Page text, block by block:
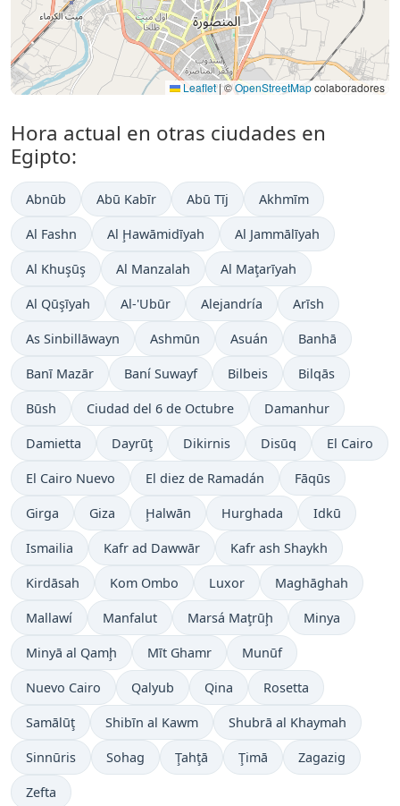
Leaflet |©OpenStreetMapcolaboradores
Hora actual en otras ciudades en
Egipto:
Abnūb Abū Kabīr Abū Tīj Akhmīm
Al Fashn Al Ḩawāmidīyah Al Jammālīyah
Al Khuşūş Al Manzalah Al Maţarīyah
Al Qūşīyah Al-'Ubūr Alejandría Arīsh
As Sinbillāwayn Ashmūn Asuán Banhā
Banī Mazār Baní Suwayf Bilbeis Bilqās
Būsh Ciudad del 6 de Octubre Damanhur
Damietta Dayrūţ Dikirnis Disūq El Cairo
El Cairo Nuevo El diez de Ramadán Fāqūs
Girga Giza Ḩalwān Hurghada Idkū
Ismailia Kafr ad Dawwār Kafr ash Shaykh
Kirdāsah Kom Ombo Luxor Maghāghah
Mallawí Manfalut Marsá Maţrūḩ Minya
Minyā al Qamḩ Mīt Ghamr Munūf
Nuevo Cairo Qalyub Qina Rosetta
Samālūţ Shibīn al Kawm Shubrā al Khaymah
Sinnūris Sohag Ţahţā Ţimā Zagazig
Zefta